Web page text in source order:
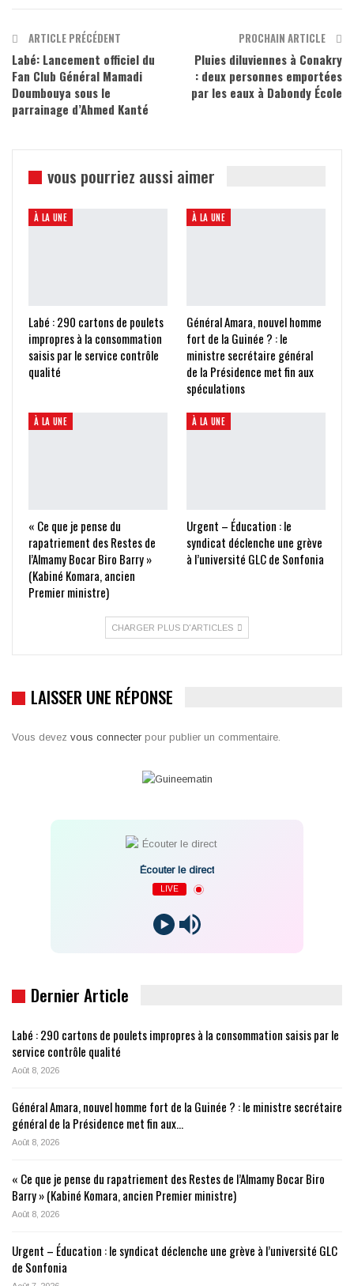
ARTICLE PRÉCÉDENT
Labé: Lancement officiel du
Fan Club Général Mamadi
Doumbouya sous le
parrainage d’Ahmed Kanté
PROCHAIN ARTICLE
Pluies diluviennes à Conakry
: deux personnes emportées
par les eaux à Dabondy École
vous pourriez aussi aimer
À LA UNE
Labé : 290 cartons de poulets
impropres à la consommation
saisis par le service contrôle
qualité
À LA UNE
Général Amara, nouvel homme
fort de la Guinée ? : le
ministre secrétaire général
de la Présidence met fin aux
spéculations
À LA UNE
« Ce que je pense du
rapatriement des Restes de
l’Almamy Bocar Biro Barry »
(Kabiné Komara, ancien
Premier ministre)
À LA UNE
Urgent – Éducation : le
syndicat déclenche une grève
à l’université GLC de Sonfonia
CHARGER PLUS D'ARTICLES
LAISSER UNE RÉPONSE
Vous devez vous connecter pour publier un commentaire.
Écouter le direct
LIVE
Dernier Article
Labé : 290 cartons de poulets impropres à la consommation saisis par le
service contrôle qualité
Août 8, 2026
Général Amara, nouvel homme fort de la Guinée ? : le ministre secrétaire
général de la Présidence met fin aux…
Août 8, 2026
« Ce que je pense du rapatriement des Restes de l’Almamy Bocar Biro
Barry » (Kabiné Komara, ancien Premier ministre)
Août 8, 2026
Urgent – Éducation : le syndicat déclenche une grève à l’université GLC
de Sonfonia